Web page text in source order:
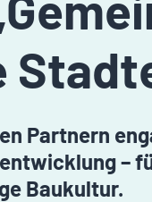
Partnern
–
Baukultur.